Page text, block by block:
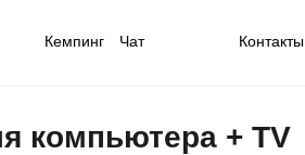
Кемпинг Чат Контакты
компьютера + TV